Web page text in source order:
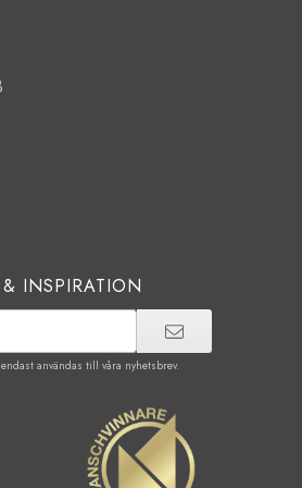
INSPIRATION
användas till våra nyhetsbrev.